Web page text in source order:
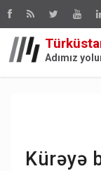
Adımız
Kürəyə